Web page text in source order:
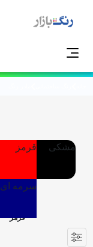
مشکی قرمز
سرمه ای